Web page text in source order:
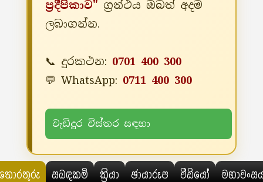
ප්‍රදීපිකාව" ග්‍රන්ථය ඔබත් අදම
ලබාගන්න.
📞 දුරකථන: 0701 400 300
💬 WhatsApp: 0711 400 300
වැඩිදුර විස්තර සඳහා
සබඳකම් ක්‍රියා ඡායාරූප වීඩියෝ